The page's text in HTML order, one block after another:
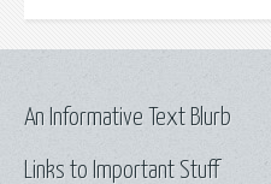
Links to Important Stuff
An Informative Text Blurb